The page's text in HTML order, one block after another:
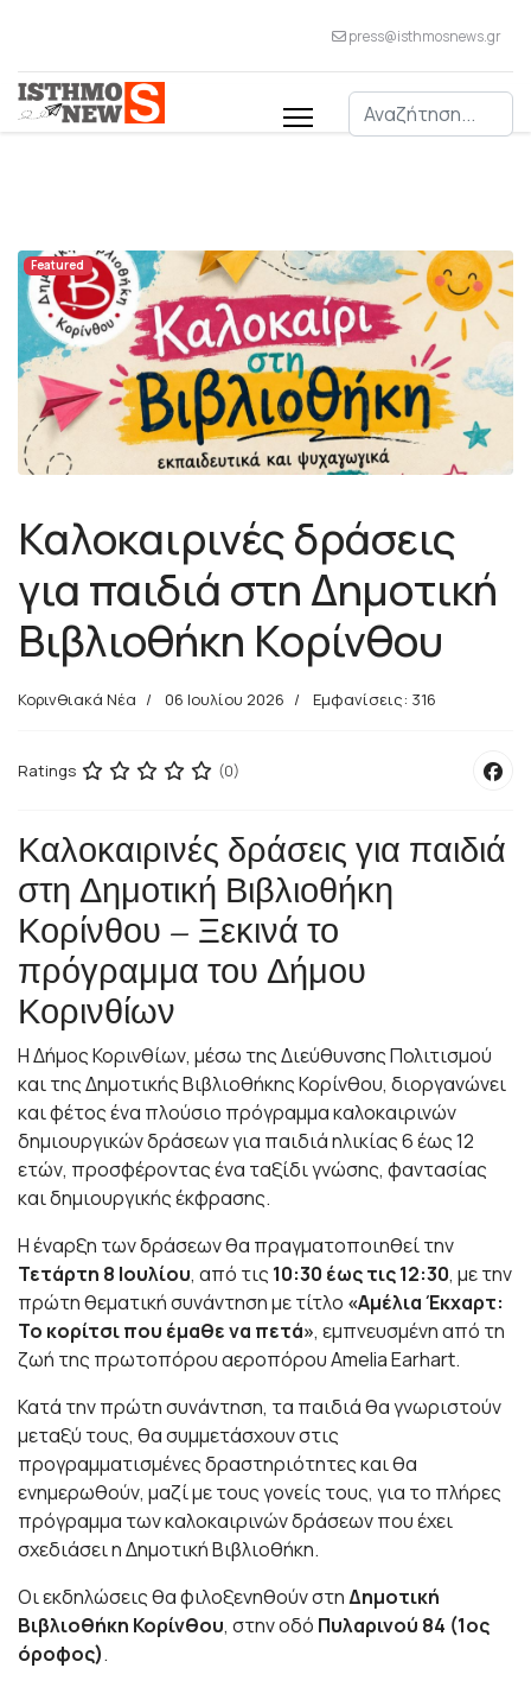
press@isthmosnews.gr
Αναζήτηση
Featured
Καλοκαιρινές δράσεις
για παιδιά στη Δημοτική
Βιβλιοθήκη Κορίνθου
Κορινθιακά Νέα 06 Ιουλίου 2026 Εμφανίσεις: 316
Ratings (0)
Καλοκαιρινές δράσεις για παιδιά
στη Δημοτική Βιβλιοθήκη
Κορίνθου – Ξεκινά το
πρόγραμμα του Δήμου
Κορινθίων
Η Δήμος Κορινθίων, μέσω της Διεύθυνσης Πολιτισμού
και της Δημοτικής Βιβλιοθήκης Κορίνθου, διοργανώνει
και φέτος ένα πλούσιο πρόγραμμα καλοκαιρινών
δημιουργικών δράσεων για παιδιά ηλικίας 6 έως 12
ετών, προσφέροντας ένα ταξίδι γνώσης, φαντασίας
και δημιουργικής έκφρασης.
Η έναρξη των δράσεων θα πραγματοποιηθεί την
Τετάρτη 8 Ιουλίου, από τις 10:30 έως τις 12:30, με την
πρώτη θεματική συνάντηση με τίτλο «Αμέλια Έκχαρτ:
Το κορίτσι που έμαθε να πετά», εμπνευσμένη από τη
ζωή της πρωτοπόρου αεροπόρου Amelia Earhart.
Κατά την πρώτη συνάντηση, τα παιδιά θα γνωριστούν
μεταξύ τους, θα συμμετάσχουν στις
προγραμματισμένες δραστηριότητες και θα
ενημερωθούν, μαζί με τους γονείς τους, για το πλήρες
πρόγραμμα των καλοκαιρινών δράσεων που έχει
σχεδιάσει η Δημοτική Βιβλιοθήκη.
Οι εκδηλώσεις θα φιλοξενηθούν στηΔημοτική
Βιβλιοθήκη Κορίνθου, στην οδό Πυλαρινού 84 (1ος
όροφος).